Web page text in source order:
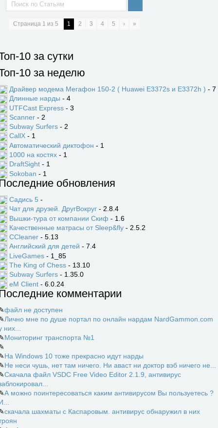
Страница 1 из 5 1 2 3 4 5 › »
10 за сутки
10 за неделю
Драйвер модема Мегафон 150-2 ( Huawei E3372s и E3372h ) - 7
Длинные нарды - 4
UTFCast Express - 3
Scanner - 2
Subway Surfers - 2
CallX - 1
Автоматический диктофон - 1
1000 на костях - 1
DraftSight - 1
Sokoban - 1
обновления
Садись 5 -
Чат для друзей. ДругВокруг - 2.8.4
Вышки-тура от компании Скиф - 1.6
Качественные матрасы от Sleep&fly - 2.5.2
CCleaner - 5.13
Английский для детей - 7.4
LiveGames - 1_85
The King of Chess - 13.10
Subway Surfers - 1.35.0
eM Client - 6.0.24
комментарии
файл не доступен
Лично мне по душе портал по онлайн нардам NardGammon.com
них...
Мониторинг транспорта №1
На Windows 10 тоже прекрасно идут нарды
Не неси чушь, нет там ничего. Ни аваст ни доктор вэб ничего не...
Скачала файл VSDC Free Video Editor 2.1.9, антивирус
А можно поинтересоваться каким антивирусом Вы пользуетесь ?
скачала шахматы с Каспаровым. антивирус обнаружил в них